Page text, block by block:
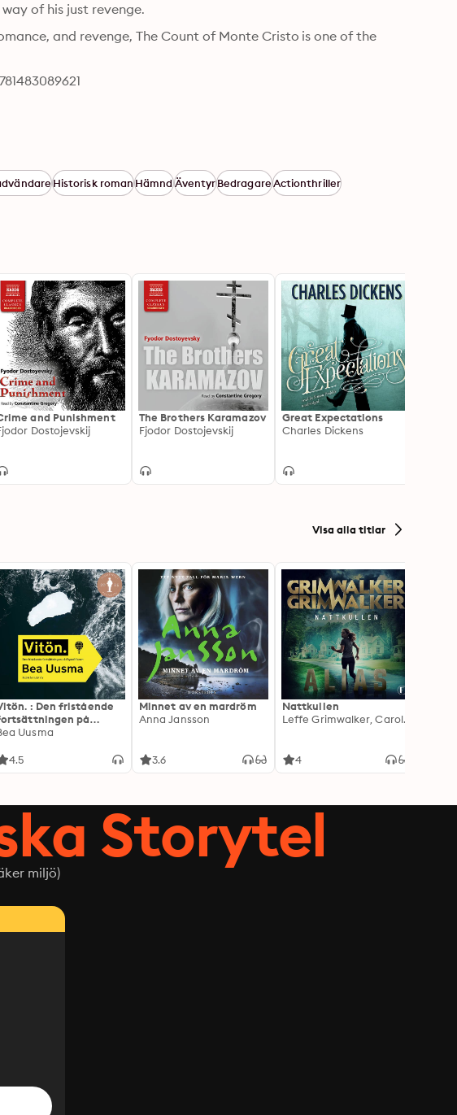
of his just revenge.
and revenge, The Count of Monte Cristo is one of the
Historisk romanHämndÄventyrBedragareActionthriller
and Punishment
Dostojevskij
The Brothers Karamazov
Fjodor Dostojevskij
Great Expectations
Charles Dickens
Visa alla titlar
: Den fristående
på
Uusma
4.5
Minnet av en mardröm
Anna Jansson
3.6
Nattkullen
Leffe Grimwalker, Caroline Grimwalker
4
Storytel
miljö)